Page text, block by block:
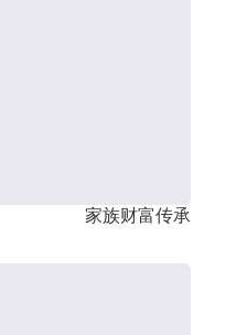
家族财富传承